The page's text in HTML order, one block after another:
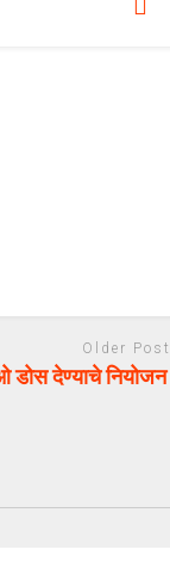
Older Post
डोस देण्याचे नियोजन